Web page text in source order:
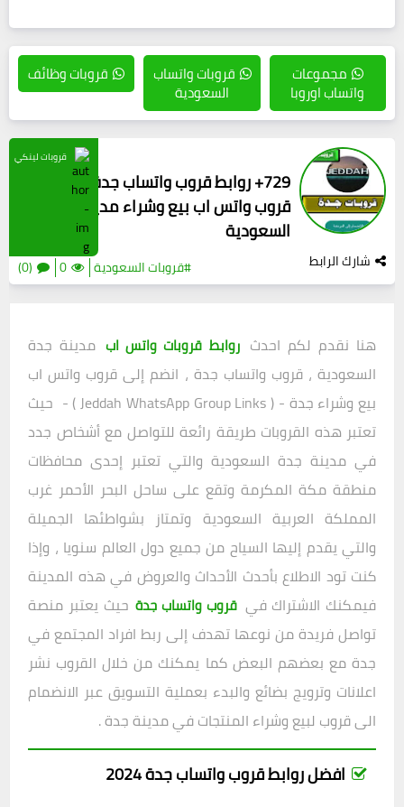
مجموعات
واتساب اوروبا
قروبات واتساب
السعودية
قروبات وظائف
729+ روابط قروب واتساب جدة افضل
قروب واتس اب بيع وشراء مدينة جده
السعودية
شارك الرابط #قروبات السعودية 0
(0)
قروبات لينكي
هنا نقدم لكم احدث روابط قروبات واتس اب مدينة جدة
السعودية ، قروب واتساب جدة ، انضم إلى قروب واتس اب
بيع وشراء جدة - ( Jeddah WhatsApp Group Links ) - حيث
تعتبر هذه القروبات طريقة رائعة للتواصل مع أشخاص جدد
في مدينة جدة السعودية والتي تعتبر إحدى محافظات
منطقة مكة المكرمة وتقع على ساحل البحر الأحمر غرب
المملكة العربية السعودية وتمتاز بشواطئها الجميلة
والتي يقدم إليها السياح من جميع دول العالم سنويا ، وإذا
كنت تود الاطلاع بأحدث الأحداث والعروض في هذه المدينة
فيمكنك الاشتراك في قروب واتساب جدة حيث يعتبر منصة
تواصل فريدة من نوعها تهدف إلى ربط افراد المجتمع في
جدة مع بعضهم البعض كما يمكنك من خلال القروب نشر
اعلانات وترويج بضائع والبدء بعملية التسويق عبر الانضمام
الى قروب لبيع وشراء المنتجات في مدينة جدة .
افضل روابط قروب واتساب جدة 2024